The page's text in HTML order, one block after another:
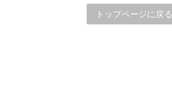
トップページに戻る